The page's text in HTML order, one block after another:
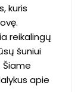
kuris
reikalingų
šuniui
Šiame
apie